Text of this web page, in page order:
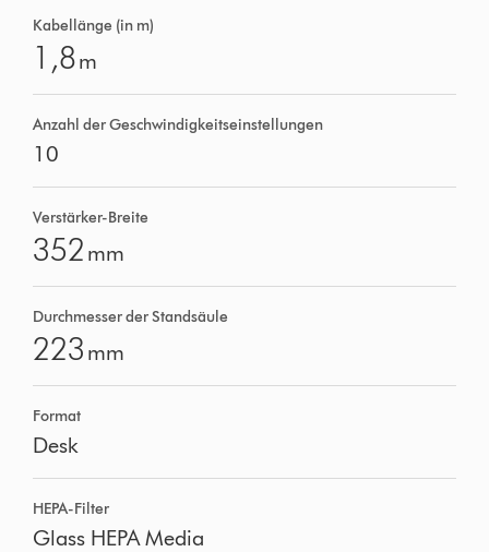
Kabellänge (in m)
1,8m
Anzahl der Geschwindigkeitseinstellungen
10
Verstärker-Breite
352 mm
Durchmesser der Standsäule
223 mm
Format
Desk
HEPA-Filter
Glass HEPA Media